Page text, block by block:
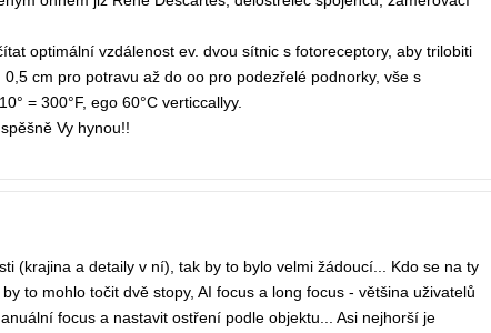
optimální vzdálenost ev. dvou sítnic s fotoreceptory, aby trilobiti
cm pro potravu až do oo pro podezřelé podnorky, vše s
= 300°F, ego 60°C verticcallyy.
Vy hynou!!
(krajina a detaily v ní), tak by to bylo velmi žádoucí... Kdo se na ty
to mohlo točit dvě stopy, AI focus a long focus - většina uživatelů
focus a nastavit ostření podle objektu... Asi nejhorší je